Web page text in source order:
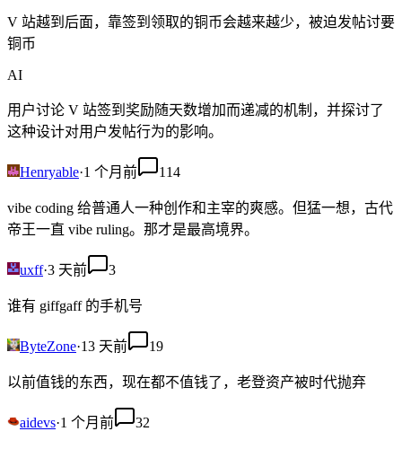
V 站越到后面，靠签到领取的铜币会越来越少，被迫发帖讨要
铜币
AI
用户讨论 V 站签到奖励随天数增加而递减的机制，并探讨了
这种设计对用户发帖行为的影响。
Henryable·1 个月前 114
vibe coding 给普通人一种创作和主宰的爽感。但猛一想，古代
帝王一直 vibe ruling。那才是最高境界。
uxff·3 天前 3
谁有 giffgaff 的手机号
ByteZone·13 天前 19
以前值钱的东西，现在都不值钱了，老登资产被时代抛弃
aidevs·1 个月前 32